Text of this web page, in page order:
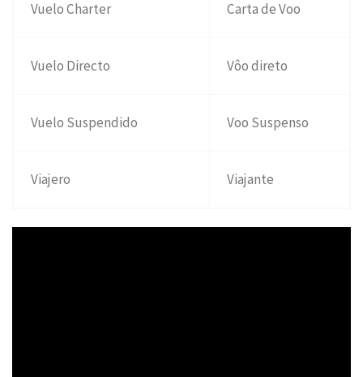
Vuelo Charter Carta de Voo
Vuelo Directo Vôo direto
Vuelo Suspendido Voo Suspenso
Viajero Viajante